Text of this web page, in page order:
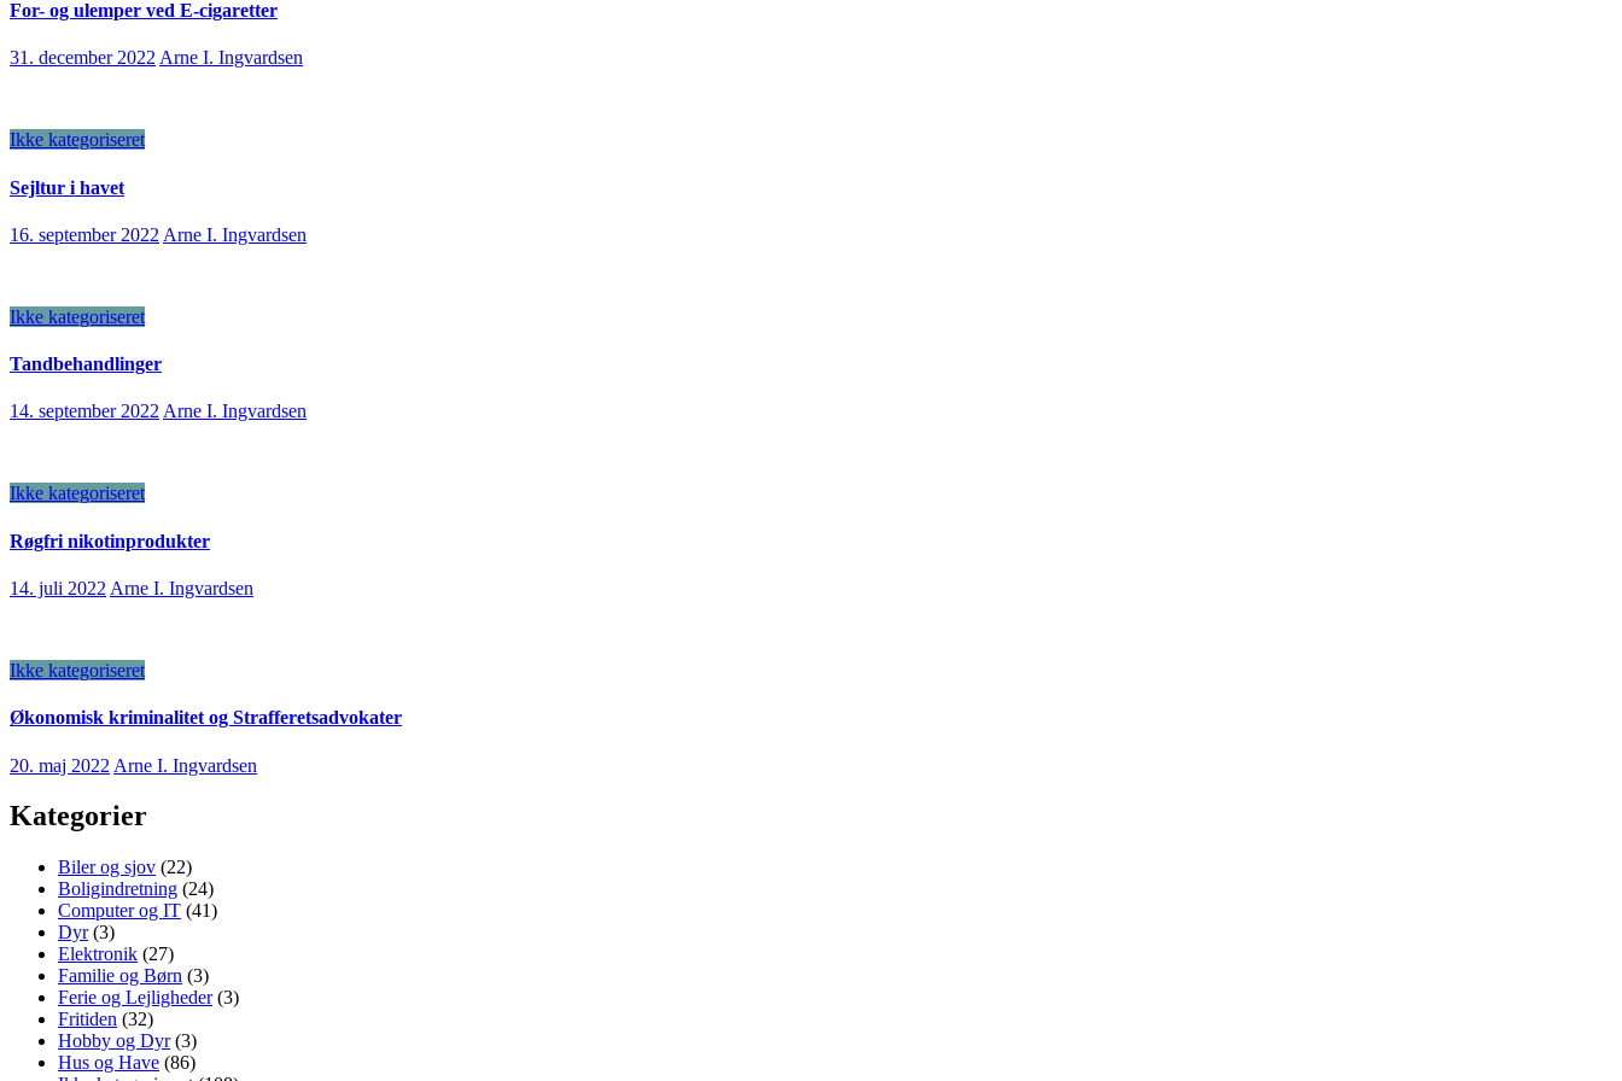
For- og ulemper ved E-cigaretter
31. december 2022 Arne I. Ingvardsen
Ikke kategoriseret
Sejltur i havet
16. september 2022 Arne I. Ingvardsen
Ikke kategoriseret
Tandbehandlinger
14. september 2022Arne I. Ingvardsen
Ikke kategoriseret
Røgfri nikotinprodukter
14. juli 2022 Arne I. Ingvardsen
Ikke kategoriseret
Økonomisk kriminalitet og Strafferetsadvokater
20. maj 2022 Arne I. Ingvardsen
Kategorier
Biler og sjov (22)
Boligindretning (24)
Computer og IT (41)
Dyr(3)
Elektronik (27)
Familie og Børn (3)
Ferie og Lejligheder(3)
Fritiden (32)
Hobby og Dyr(3)
Hus og Have (86)